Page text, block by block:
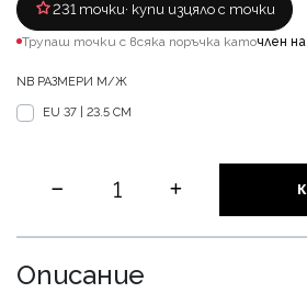
231 точки· купи изцяло с точки
Трупаш точки с всяка поръчка каточлен
NB РАЗМЕРИ М/Ж
EU 37 | 23.5 CM
Описание